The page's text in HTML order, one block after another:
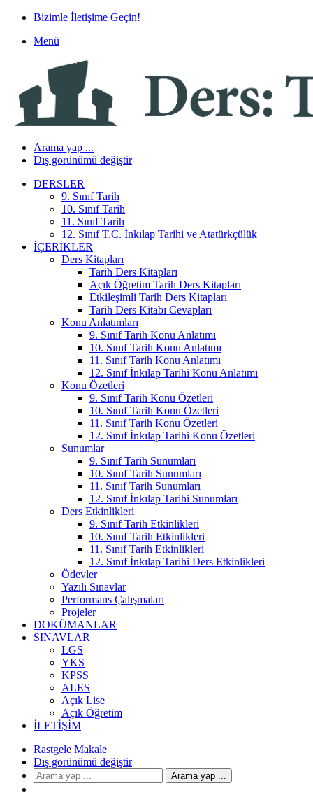
Bizimle İletişime Geçin!
Menü
Arama yap ...
Dış görünümü değiştir
DERSLER
9. Sınıf Tarih
10. Sınıf Tarih
11. Sınıf Tarih
12. Sınıf T.C. İnkılap Tarihi ve Atatürkçülük
İÇERIKLER
Ders Kitapları
Tarih Ders Kitapları
Açık Öğretim Tarih Ders Kitapları
Etkileşimli Tarih Ders Kitapları
Tarih Ders Kitabı Cevapları
Konu Anlatımları
9. Sınıf Tarih Konu Anlatımı
10. Sınıf Tarih Konu Anlatımı
11. Sınıf Tarih Konu Anlatımı
12. Sınıf İnkılap Tarihi Konu Anlatımı
Konu Özetleri
9. Sınıf Tarih Konu Özetleri
10. Sınıf Tarih Konu Özetleri
11. Sınıf Tarih Konu Özetleri
12. Sınıf İnkılap Tarihi Konu Özetleri
Sunumlar
9. Sınıf Tarih Sunumları
10. Sınıf Tarih Sunumları
11. Sınıf Tarih Sunumları
12. Sınıf İnkılap Tarihi Sunumları
Ders Etkinlikleri
9. Sınıf Tarih Etkinlikleri
10. Sınıf Tarih Etkinlikleri
11. Sınıf Tarih Etkinlikleri
12. Sınıf İnkılap Tarihi Ders Etkinlikleri
Ödevler
Yazılı Sınavlar
Performans Çalışmaları
Projeler
DOKÜMANLAR
SINAVLAR
LGS
YKS
KPSS
ALES
Açık Lise
Açık Öğretim
İLETIŞIM
Rastgele Makale
Dış görünümü değiştir
Arama yap ...